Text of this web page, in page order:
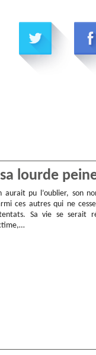
lourde
aurait pu l’oublier, son
ces autres qui ne
Sa vie se serait